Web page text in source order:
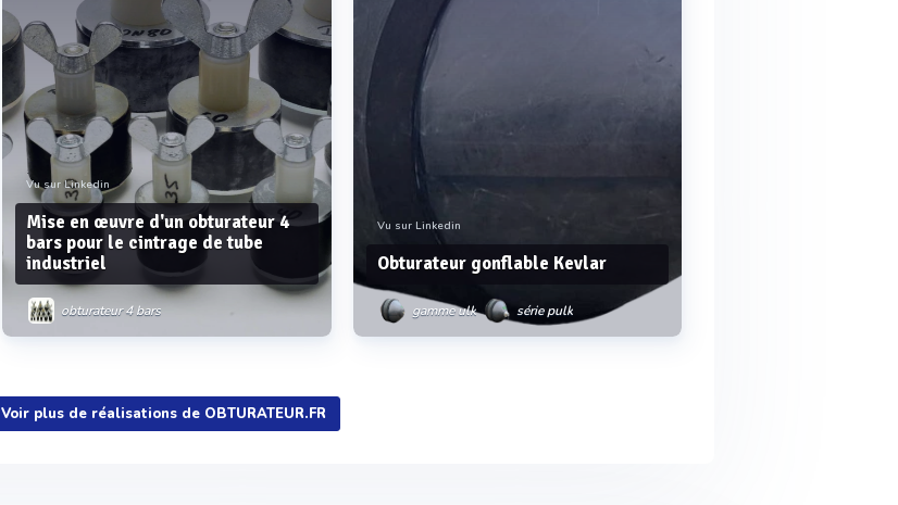
Vu sur Linkedin
Mise en œuvre d'un obturateur 4
bars pour le cintrage de tube
industriel
obturateur 4 bars
Voir plus
Vu sur Linkedin
Obturateur gonflable Kevlar
gamme ulk série pulk
Voir plus de réalisations de OBTURATEUR.FR